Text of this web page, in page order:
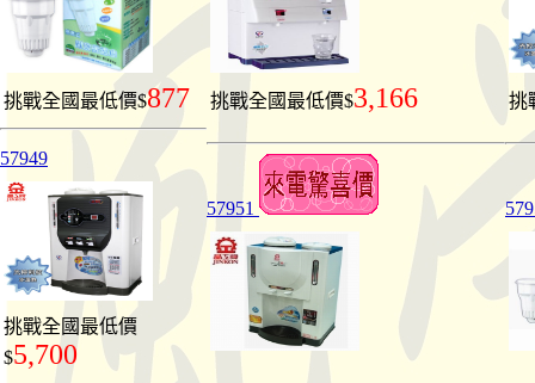
挑戰全國最低價$877 挑戰全國最低價$3,166 挑
57949
挑戰全國最低價
$5,700
57951